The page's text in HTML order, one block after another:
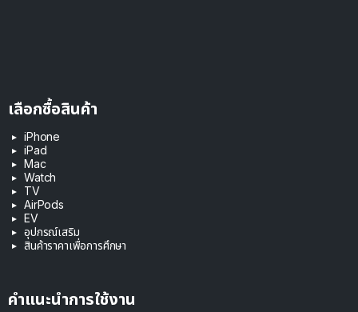
เลือกซื้อสินค้า
iPhone
iPad
Mac
Watch
TV
AirPods
EV
อุปกรณ์เสริม
สินค้าราคาเพื่อการศึกษา
คำแนะนำการใช้งาน